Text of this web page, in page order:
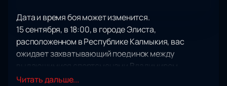
Дата и время боя может изменится.
15 сентября, в 18:00, в городе Элиста,
расположенном в Республике Калмыкия, вас
ожидает захватывающий поединок между
выдающимися спортсменами Владимиром
Минеевым и Рафаэлем Карвальо.
Читать дальше...